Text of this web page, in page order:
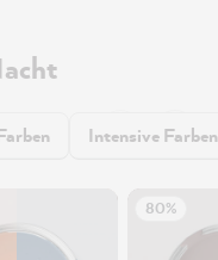
Intensive Farben
80%